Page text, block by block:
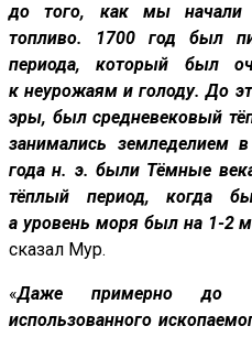
до того, как мы начали
топливо. 1700 год был
периода, который был
к неурожаям и голоду. До
эры, был средневековый
занимались земледелием
года н. э. были Тёмные
тёплый период, когда
а уровень моря был на 1-2
сказал Мур.
«Даже примерно до
использованного